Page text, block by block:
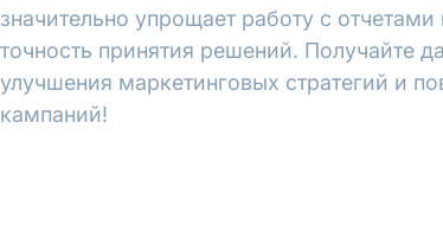
значительно упрощает работу с
точность принятия решений. Получайте
улучшения маркетинговых стратегий и
кампаний!